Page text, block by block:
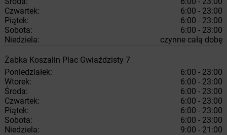
Czwartek:
6:00 - 23:00
Piątek:
6:00 - 23:00
Sobota:
6:00 - 23:00
Niedziela:
czynne całą dobę
Żabka Koszalin Plac Gwiaździsty 7
Poniedziałek:
6:00 - 23:00
Wtorek:
6:00 - 23:00
Środa:
6:00 - 23:00
Czwartek:
6:00 - 23:00
Piątek:
6:00 - 23:00
Sobota:
6:00 - 23:00
Niedziela:
9:00 - 21:00